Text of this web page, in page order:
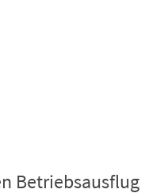
Betriebsausflug